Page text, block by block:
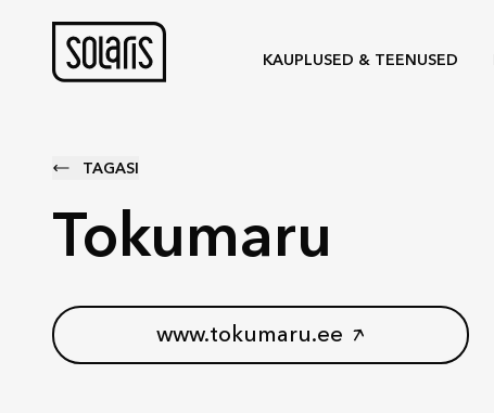
KAUPLUSED & TEENUSED
TAGASI
Tokumaru
www.tokumaru.ee